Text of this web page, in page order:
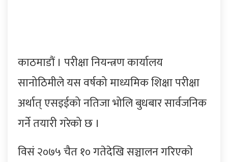
काठमाडौं । परीक्षा नियन्त्रण कार्यालय
सानोठिमीले यस वर्षको माध्यमिक शिक्षा परीक्षा
अर्थात् एसइईको नतिजा भोलि बुधबार सार्वजनिक
गर्ने तयारी गरेको छ ।
विसं २०७५ चैत १० गतेदेखि सञ्चालन गरिएको